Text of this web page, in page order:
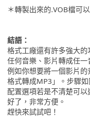
＊轉製出來的.VOB檔可
結語：
格式工廠還有許多強大
任何音樂、影片轉成任一
例如你想要將一個影片
格式轉成MP3」。步驟如
配置選項若是不清楚可
好了，非常方便。
趕快來試試吧！